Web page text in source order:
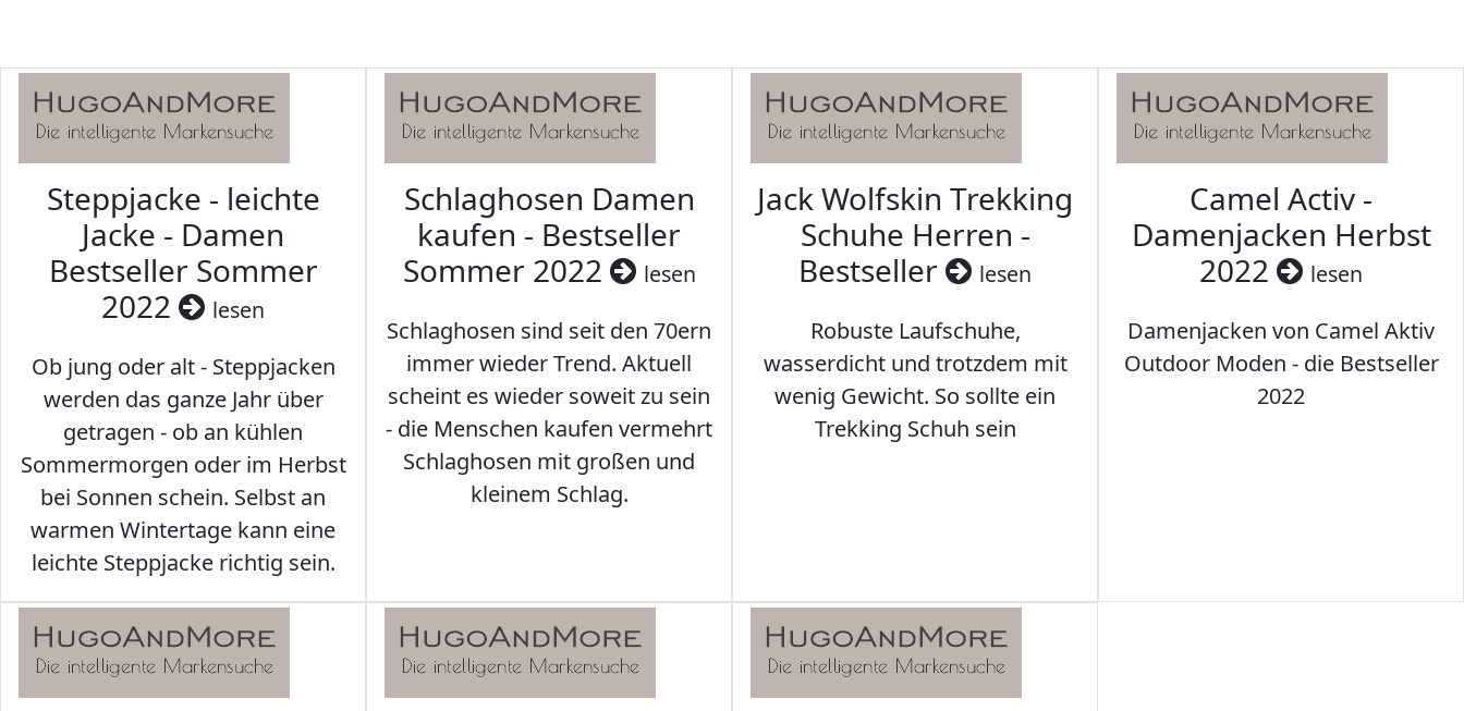
Steppjacke - leichte
Jacke - Damen
Bestseller Sommer
2022
lesen
Ob jung oder alt - Steppjacken
werden das ganze Jahr über
getragen - ob an kühlen
Sommermorgen oder im Herbst
bei Sonnen schein. Selbst an
warmen Wintertage kann eine
leichte Steppjacke richtig sein.
Schlaghosen Damen
kaufen - Bestseller
Sommer 2022
lesen
Schlaghosen sind seit den 70ern
immer wieder Trend. Aktuell
scheint es wieder soweit zu sein
- die Menschen kaufen vermehrt
Schlaghosen mit großen und
kleinem Schlag.
Jack Wolfskin Trekking
Schuhe Herren -
Bestseller
lesen
Robuste Laufschuhe,
wasserdicht und trotzdem mit
wenig Gewicht. So sollte ein
Trekking Schuh sein
Camel Activ -
Damenjacken Herbst
2022
lesen
Damenjacken von Camel Aktiv
Outdoor Moden - die Bestseller
2022